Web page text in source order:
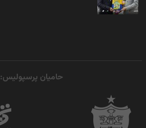
حامیان پرسپولیس: